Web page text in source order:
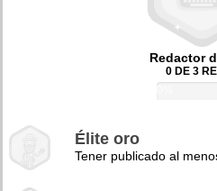
Redactor
0 DE 3
Élite oro
Tener publicado al